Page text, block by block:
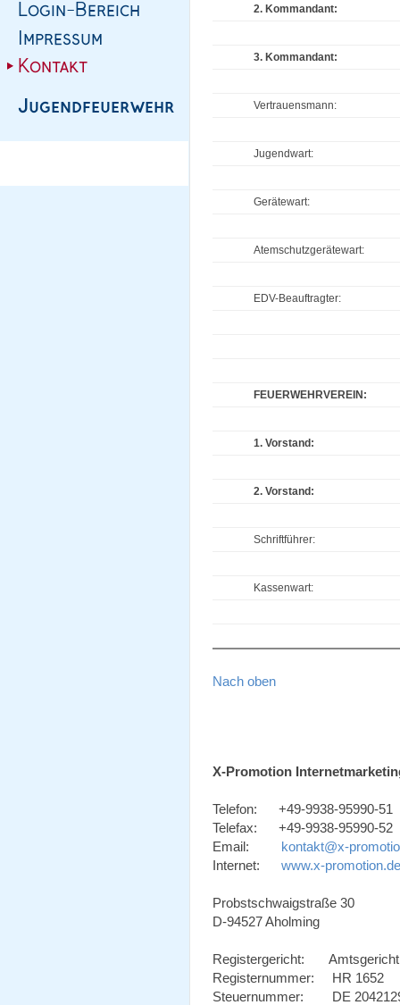
2. Kommandant:
3. Kommandant:
Vertrauensmann:
Jugendwart:
Gerätewart:
Atemschutzgerätewart:
EDV-Beauftragter:
FEUERWEHRVEREIN:
1. Vorstand:
2. Vorstand:
Schriftführer:
Kassenwart:
Nach oben
X-Promotion
Telefon: +49-9938-95990-51
Telefax: +49-9938-95990-52
Email: kontakt@x-
Internet: www.x-promotion.de
Probstschwaigstraße 30
D-94527 Aholming
Registergericht: Amtsgericht
Registernummer: HR 1652
Steuernummer: DE